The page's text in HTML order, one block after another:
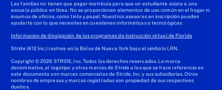
Las familias no tienen que pagar matrícula para que un estudiante asista a una
escuela pública en línea. No se proporcionan elementos de uso común en el hogar ni
insumos de oficina, como tinta y papel. Nuestros asesores en inscripción pueden
ayudarte con lo que necesites en cuestiones informáticas o tecnológicas.
Informacion de divulgación de los programas de instrucción virtual de Florida
Stride (K12 Inc.) rastrea en la Bolsa de Nueva York bajo el símbolo LRN.
Copyright © 2026 STRIDE, Inc. Todos los derechos reservados. La marca
denominativa, el logotipo y otras marcas de Stride a las que se hace referencia en
este documento son marcas comerciales de Stride, Inc. y sus subsidiarias. Otros
nombres de empresas y marcas registradas son propiedad de sus respectivos
dueños.